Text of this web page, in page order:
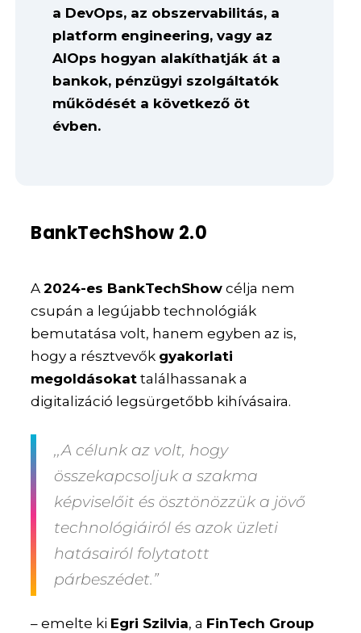
a DevOps, az obszervabilitás, a
platform engineering, vagy az
AIOps hogyan alakíthatják át a
bankok, pénzügyi szolgáltatók
működését a következő öt
évben.
BankTechShow 2.0
A2024-es BankTechShow célja nem
csupán a legújabb technológiák
bemutatása volt, hanem egyben az is,
hogy a résztvevők gyakorlati
megoldásokat találhassanak a
digitalizáció legsürgetőbb kihívásaira.
,,A célunk az volt, hogy
összekapcsoljuk a szakma
képviselőit és ösztönözzük a jövő
technológiáiról és azok üzleti
hatásairól folytatott
párbeszédet.”
– emelte ki Egri Szilvia, a FinTech Group